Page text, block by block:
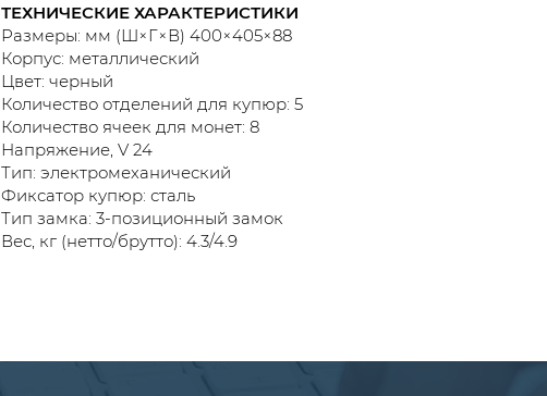
ТЕХНИЧЕСКИЕ ХАРАКТЕРИСТИКИ
Размеры: мм (Ш×Г×В) 400×405×88
Корпус: металлический
Цвет: черный
Количество отделений для купюр: 5
Количество ячеек для монет: 8
Напряжение, V 24
Тип: электромеханический
Фиксатор купюр: сталь
Тип замка: 3-позиционный замок
Вес, кг (нетто/брутто): 4.3/4.9